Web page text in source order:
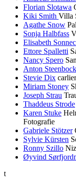
Florian Slotawa
Kiki Smith Villa
Agathe Snow
Sonja Halbfass
Elisabeth
Ettore Spalletti
Nancy Spero
Anton Steenbock
Stevie Dix
Miriam Stoney
Joseph Strau
Thaddeus Strode
Karen Stuke
Fotografie
Gabriele Stötzer
Sylvie Kürsten
Ronny Szillo
Øyvind
t